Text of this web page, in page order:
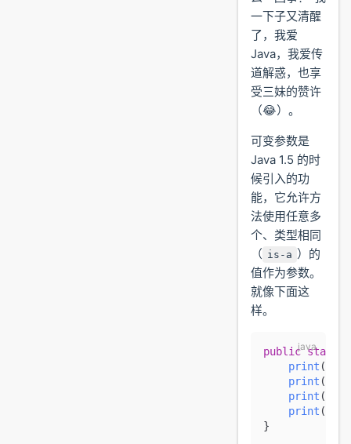
一下子又清醒
了，我爱
Java，我爱传
道解惑，也享
受三妹的赞许
（😂）。
可变参数是
Java 1.5 的时
候引入的功
能，它允许方
法使用任意多
个、类型相同
（ is-a ）的
值作为参数。
就像下面这
样。
public static
    print
(
    print
(
    print
(
    print
(
}